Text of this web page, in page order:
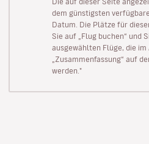
dem günstigsten
Datum. Die Plätze für
Sie auf „Flug buchen“ und
ausgewählten Flüge, die im
„Zusammenfassung“ auf
werden."